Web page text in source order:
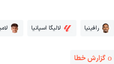
رافینیا لالیگا اسپانیا
گزارش خطا